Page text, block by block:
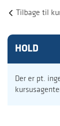
Tilbage til
HOLD
Der er pt.